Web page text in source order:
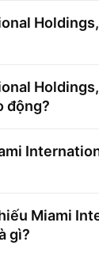
động?
Miami
gì?